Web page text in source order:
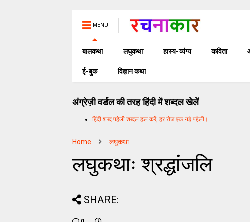
MENU
बालकथा लघुकथा हास्य-व्यंग्य कविता
ई-बुक विज्ञान कथा
अंग्रेज़ी वर्डल की तरह हिंदी में शब्दल खेलें
हिंदी शब्द पहेली शब्दल हल करें, हर रोज एक नई पहेली।
Home लघुकथा
लघुकथाः श्रद्धांजलि
SHARE: